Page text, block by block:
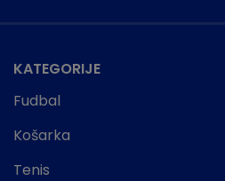
KATEGORIJE
Fudbal
Košarka
Tenis